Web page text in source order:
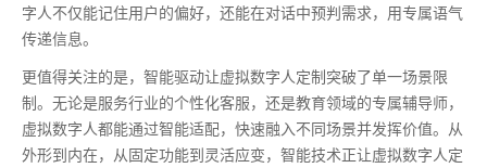
字人不仅能记住用户的偏好，还能在对话中预判需求，用专属语气
传递信息。
更值得关注的是，智能驱动让虚拟数字人定制突破了单一场景限
制。无论是服务行业的个性化客服，还是教育领域的专属辅导师，
虚拟数字人都能通过智能适配，快速融入不同场景并发挥价值。从
外形到内在，从固定功能到灵活应变，智能技术正让虚拟数字人定